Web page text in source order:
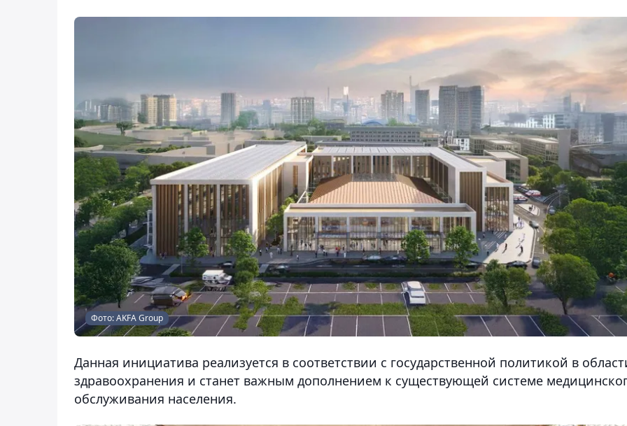
Фото: AKFA Group
Данная инициатива реализуется в соответствии с государственной политикой в
здравоохранения и станет важным дополнением к существующей системе
обслуживания населения.